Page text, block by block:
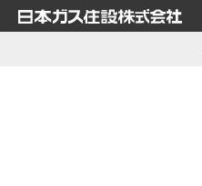
Skip
to